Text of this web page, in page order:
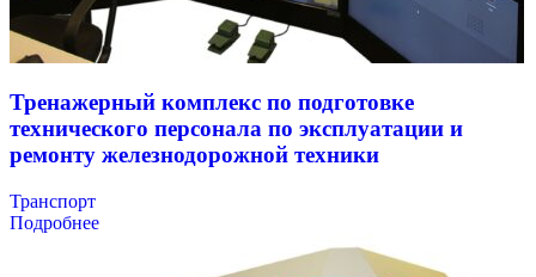
Тренажерный комплекс по подготовке
технического персонала по эксплуатации и
ремонту железнодорожной техники
Транспорт
Подробнее